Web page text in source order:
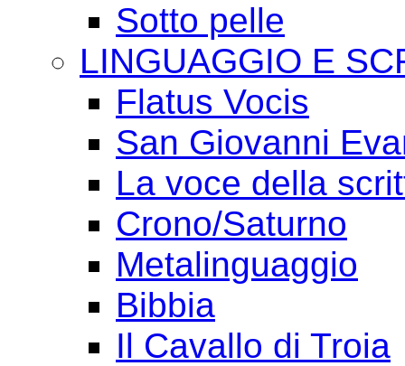
Sotto pelle
LINGUAGGIO E
Flatus Vocis
San Giovanni
La voce della
Crono/Saturno
Metalinguaggio
Bibbia
Il Cavallo di Troia